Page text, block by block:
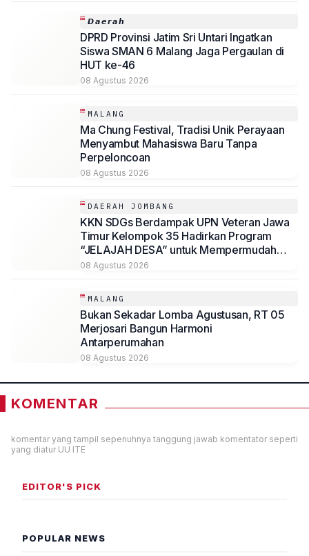
𝘿𝙖𝙚𝙧𝙖𝙝
DPRD Provinsi Jatim Sri Untari Ingatkan
Siswa SMAN 6 Malang Jaga Pergaulan di
HUT ke-46
08 Agustus 2026
MALANG
Ma Chung Festival, Tradisi Unik Perayaan
Menyambut Mahasiswa Baru Tanpa
Perpeloncoan
08 Agustus 2026
DAERAH JOMBANG
KKN SDGs Berdampak UPN Veteran Jawa
Timur Kelompok 35 Hadirkan Program
“JELAJAH DESA” untuk Mempermudah
Akses Informasi Desa Sambirejo
08 Agustus 2026
MALANG
Bukan Sekadar Lomba Agustusan, RT 05
Merjosari Bangun Harmoni
Antarperumahan
08 Agustus 2026
KOMENTAR
komentar yang tampil sepenuhnya tanggung jawab komentator seperti
yang diatur UU ITE
EDITOR'S PICK
POPULAR NEWS